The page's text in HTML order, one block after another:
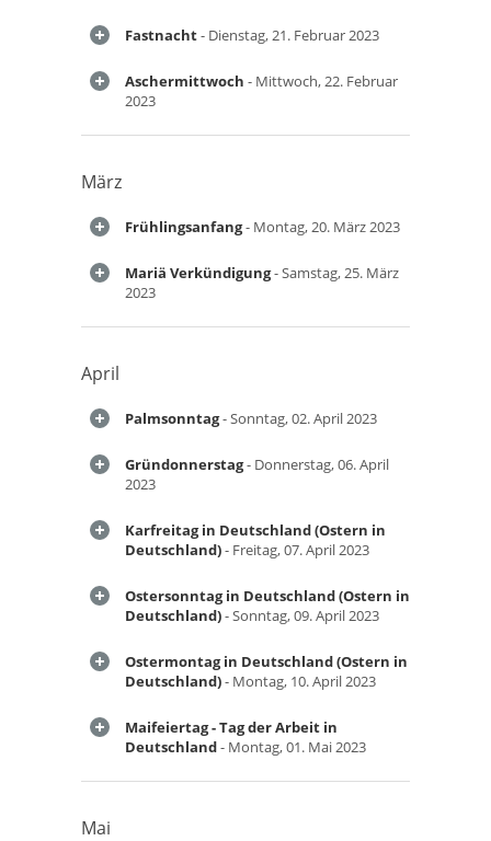
Fastnacht- Dienstag, 21. Februar 2023
Aschermittwoch - Mittwoch, 22. Februar
2023
März
Frühlingsanfang- Montag, 20. März 2023
Mariä Verkündigung- Samstag, 25. März
2023
April
Palmsonntag- Sonntag, 02. April 2023
Gründonnerstag- Donnerstag, 06. April
2023
Karfreitag in Deutschland (Ostern in
Deutschland)- Freitag, 07. April 2023
Ostersonntag in Deutschland (Ostern in
Deutschland)- Sonntag, 09. April 2023
Ostermontag in Deutschland (Ostern in
Deutschland)- Montag, 10. April 2023
Maifeiertag - Tag der Arbeit in
Deutschland- Montag, 01. Mai 2023
Mai